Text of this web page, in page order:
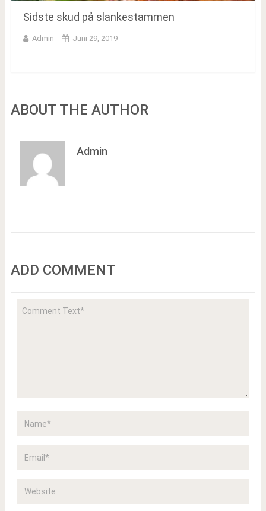
Sidste skud på slankestammen
Admin Juni 29, 2019
ABOUT THE AUTHOR
Admin
ADD COMMENT